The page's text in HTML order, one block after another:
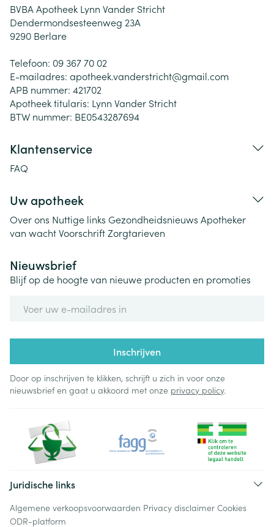
BVBA Apotheek Lynn Vander Stricht
Dendermondsesteenweg 23A
9290 Berlare
Telefoon: 09 367 70 02
E-mailadres: apotheek.vanderstricht@gmail.com
APB nummer: 421702
Apotheek titularis: Lynn Vander Stricht
BTW nummer: BE0543287694
Klantenservice
FAQ
Uw apotheek
Over ons Nuttige links Gezondheidsnieuws Apotheker
van wachtVoorschriftZorgtarieven
Nieuwsbrief
Blijf op de hoogte van nieuwe producten en promoties
Inschrijven
Door op inschrijven te klikken, schrijft u zich in voor onze
nieuwsbrief en gaat u akkoord met onze privacy policy.
Juridische links
Algemene verkoopsvoorwaarden Privacy disclaimer Cookies
ODR-platform